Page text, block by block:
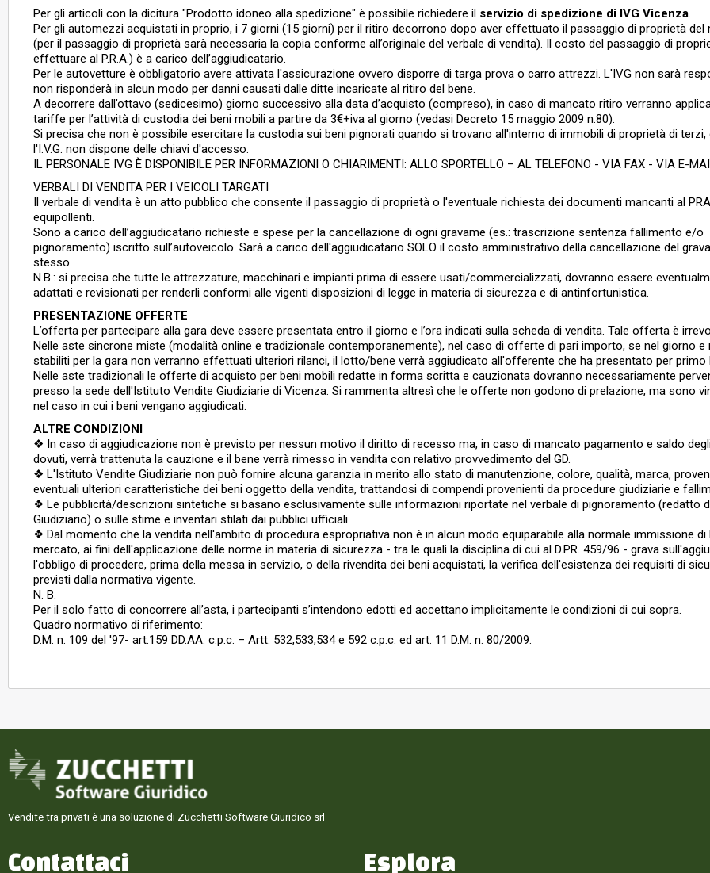
Per gli articoli con la dicitura "Prodotto idoneo alla spedizione" è possibile richiedere il servizio di spedizione di IVG Vicenza.
Per gli automezzi acquistati in proprio, i 7 giorni (15 giorni) per il ritiro decorrono dopo aver effettuato il passaggio di proprietà del
(per il passaggio di proprietà sarà necessaria la copia conforme all’originale del verbale di vendita). Il costo del passaggio di
effettuare al P.R.A.) è a carico dell’aggiudicatario.
Per le autovetture è obbligatorio avere attivata l'assicurazione ovvero disporre di targa prova o carro attrezzi. L'IVG non sarà
non risponderà in alcun modo per danni causati dalle ditte incaricate al ritiro del bene.
A decorrere dall’ottavo (sedicesimo) giorno successivo alla data d’acquisto (compreso), in caso di mancato ritiro verranno
tariffe per l’attività di custodia dei beni mobili a partire da 3€+iva al giorno (vedasi Decreto 15 maggio 2009 n.80).
Si precisa che non è possibile esercitare la custodia sui beni pignorati quando si trovano all'interno di immobili di proprietà di terzi,
l'I.V.G. non dispone delle chiavi d'accesso.
IL PERSONALE IVG È DISPONIBILE PER INFORMAZIONI O CHIARIMENTI: ALLO SPORTELLO – AL TELEFONO - VIA FAX - VIA E-
VERBALI DI VENDITA PER I VEICOLI TARGATI
Il verbale di vendita è un atto pubblico che consente il passaggio di proprietà o l'eventuale richiesta dei documenti mancanti al
equipollenti.
Sono a carico dell’aggiudicatario richieste e spese per la cancellazione di ogni gravame (es.: trascrizione sentenza fallimento e/o
pignoramento) iscritto sull’autoveicolo. Sarà a carico dell'aggiudicatario SOLO il costo amministrativo della cancellazione del
stesso.
N.B.: si precisa che tutte le attrezzature, macchinari e impianti prima di essere usati/commercializzati, dovranno essere
adattati e revisionati per renderli conformi alle vigenti disposizioni di legge in materia di sicurezza e di antinfortunistica.
PRESENTAZIONE OFFERTE
L’offerta per partecipare alla gara deve essere presentata entro il giorno e l’ora indicati sulla scheda di vendita. Tale offerta è
Nelle aste sincrone miste (modalità online e tradizionale contemporanemente), nel caso di offerte di pari importo, se nel giorno e
stabiliti per la gara non verranno effettuati ulteriori rilanci, il lotto/bene verrà aggiudicato all'offerente che ha presentato per
Nelle aste tradizionali le offerte di acquisto per beni mobili redatte in forma scritta e cauzionata dovranno necessariamente
presso la sede dell'Istituto Vendite Giudiziarie di Vicenza. Si rammenta altresì che le offerte non godono di prelazione, ma sono
nel caso in cui i beni vengano aggiudicati.
ALTRE CONDIZIONI
❖ In caso di aggiudicazione non è previsto per nessun motivo il diritto di recesso ma, in caso di mancato pagamento e saldo
dovuti, verrà trattenuta la cauzione e il bene verrà rimesso in vendita con relativo provvedimento del GD.
❖ L'Istituto Vendite Giudiziarie non può fornire alcuna garanzia in merito allo stato di manutenzione, colore, qualità, marca,
eventuali ulteriori caratteristiche dei beni oggetto della vendita, trattandosi di compendi provenienti da procedure giudiziarie e
❖ Le pubblicità/descrizioni sintetiche si basano esclusivamente sulle informazioni riportate nel verbale di pignoramento (redatto
Giudiziario) o sulle stime e inventari stilati dai pubblici ufficiali.
❖ Dal momento che la vendita nell'ambito di procedura espropriativa non è in alcun modo equiparabile alla normale immissione di
mercato, ai fini dell'applicazione delle norme in materia di sicurezza - tra le quali la disciplina di cui al D.PR. 459/96 - grava
l'obbligo di procedere, prima della messa in servizio, o della rivendita dei beni acquistati, la verifica dell'esistenza dei requisiti di
previsti dalla normativa vigente.
N. B.
Per il solo fatto di concorrere all’asta, i partecipanti s’intendono edotti ed accettano implicitamente le condizioni di cui sopra.
Quadro normativo di riferimento:
D.M. n. 109 del '97- art.159 DD.AA. c.p.c. – Artt. 532,533,534 e 592 c.p.c. ed art. 11 D.M. n. 80/2009.
Vendite tra privati è una soluzione di Zucchetti Software Giuridico srl
Contattaci Esplora